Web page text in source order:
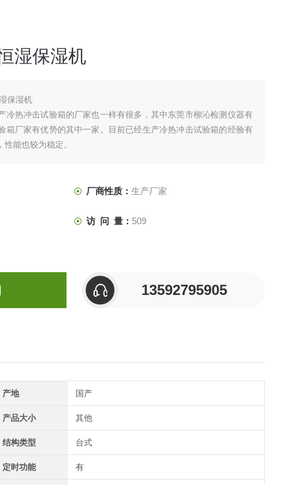
湿保湿机
保湿机
冷热冲击试验箱的厂家也一样有很多，其中东莞市柳沁检测仪器有
箱厂家有优势的其中一家。目前已经生产冷热冲击试验箱的经验有
能也较为稳定。
厂商性质： 生产厂家
访 问 量： 509
13592795905
产地 国产
产品大小 其他
结构类型 台式
定时功能 有